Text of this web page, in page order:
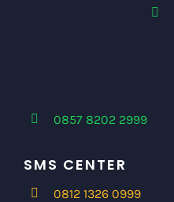
0857 8202 2999
SMS CENTER
0812 1326 0999